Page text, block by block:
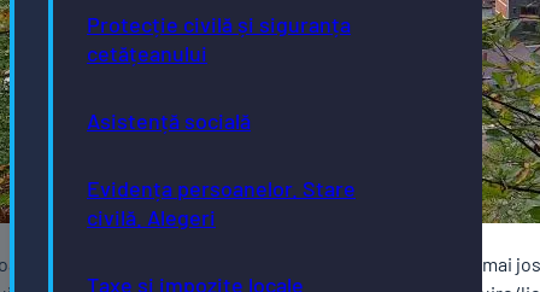
Protecție civilă și siguranța
cetățeanului
Asistență socială
Evidența persoanelor. Stare
civilă. Alegeri
Taxe și impozite locale
a unui autoturism și a unui imobil în zona menționată mai